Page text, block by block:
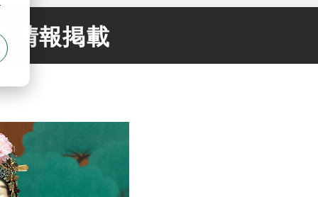
情報掲載